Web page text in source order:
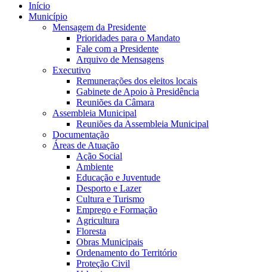
Início
Município
Mensagem da Presidente
Prioridades para o Mandato
Fale com a Presidente
Arquivo de Mensagens
Executivo
Remunerações dos eleitos locais
Gabinete de Apoio à Presidência
Reuniões da Câmara
Assembleia Municipal
Reuniões da Assembleia Municipal
Documentação
Áreas de Atuação
Ação Social
Ambiente
Educação e Juventude
Desporto e Lazer
Cultura e Turismo
Emprego e Formação
Agricultura
Floresta
Obras Municipais
Ordenamento do Território
Proteção Civil